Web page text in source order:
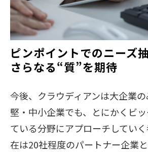
ピンポイントでのニーズ
さらなる“質”を期待
今後、クラウディアンは大企業
堅・中小企業でも、とにかくビ
ている分野にアプローチしてい
在は20社程度のパートナー企業